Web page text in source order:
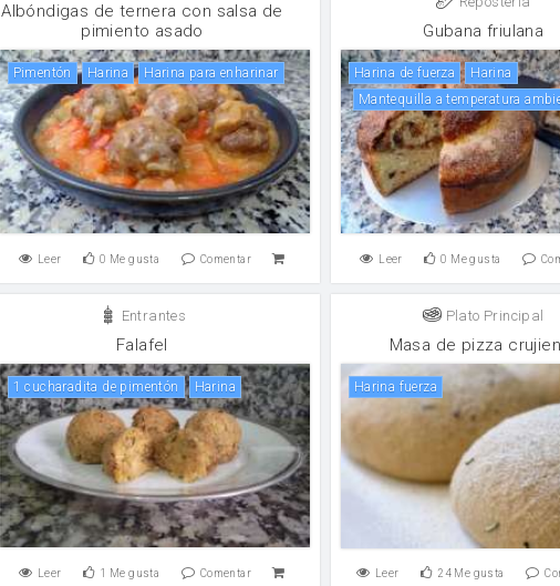
Albóndigas de ternera con salsa de
pimiento asado
Pimentón harina Harina para enharinar
Leer 0 Me gusta Comentar
Gubana friulana
harina de fuerza
harina
Mantequilla a temperatura
Leer 0 Me gusta
Entrantes
Falafel
1 cucharadita de pimentón harina
Leer 1 Me gusta Comentar
Plato Principal
Masa de pizza
harina fuerza
Leer 24Me gusta